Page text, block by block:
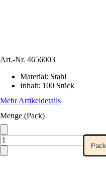
Art.-Nr. 4656003
Material: Stahl
Inhalt: 100 Stück
Mehr Artikeldetails
Menge (Pack)
Pack